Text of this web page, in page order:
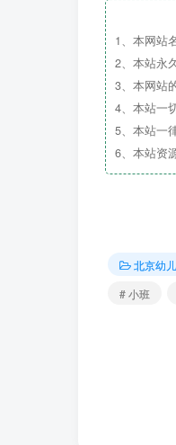
北
面积
求，并
园互信
发展，
1、本网站
2、本站永
3、本网站
4、本站一
5、本站一
6、本站资
北京幼
# 小班